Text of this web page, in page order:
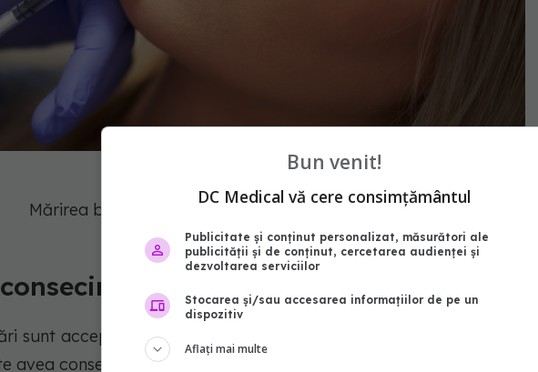
Mărirea buzelor - FOTO: Freepik@Bizon
grave
sunt acceptabile și pot fi realizate fără probleme, exagerarea în
avea consecințe grave.
Bun venit!
DC Medical vă cere consimțământul
Publicitate și conținut personalizat, măsurători ale
publicității și de conținut, cercetarea audienței și
dezvoltarea serviciilor
Stocarea și/sau accesarea informațiilor de pe un
dispozitiv
Aflați mai multe